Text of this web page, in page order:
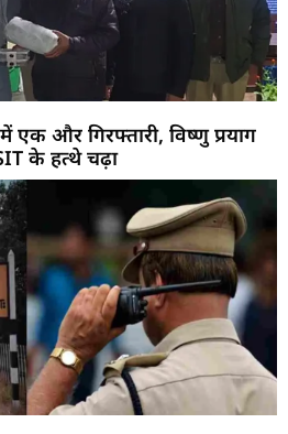
में एक और गिरफ्तारी, विष्णु प्रयाग
के हत्थे चढ़ा